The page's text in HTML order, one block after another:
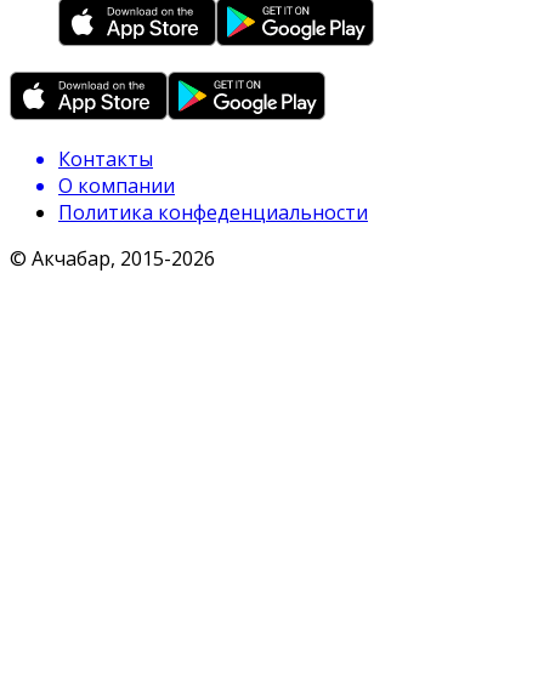
Контакты
О компании
Политика конфеденциальности
© Акчабар, 2015-2026